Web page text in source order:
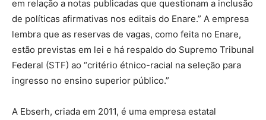
em relação a notas publicadas que questionam a inclusão
de políticas afirmativas nos editais do Enare.” A empresa
lembra que as reservas de vagas, como feita no Enare,
estão previstas em lei e há respaldo do Supremo Tribunal
Federal (STF) ao “critério étnico-racial na seleção para
ingresso no ensino superior público.”
A Ebserh, criada em 2011, é uma empresa estatal